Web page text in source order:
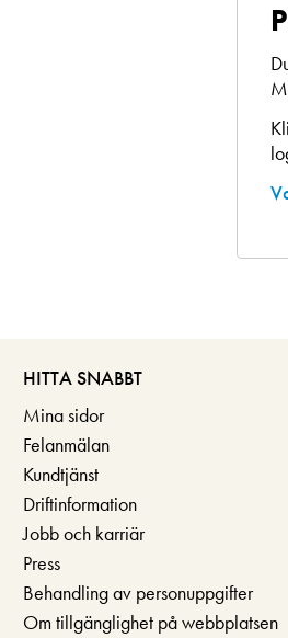
HITTA SNABBT
Mina sidor
Felanmälan
Kundtjänst
Driftinformation
Jobb och karriär
Press
Behandling av personuppgifter
Om tillgänglighet på webbplatsen